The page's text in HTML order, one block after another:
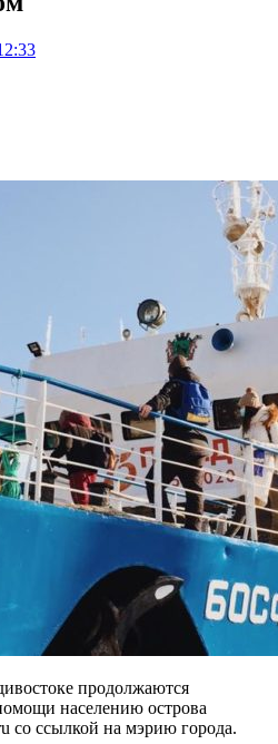
продолжаются
населению острова
со ссылкой на мэрию города.